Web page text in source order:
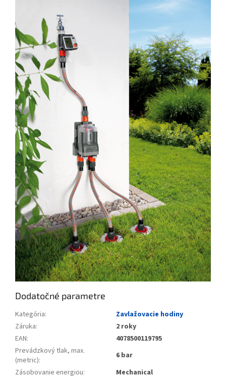
Dodatočné parametre
Kategória:
Zavlažovacie hodiny
Záruka:
2 roky
EAN:
4078500119795
Prevádzkový tlak, max.
(metric):
6 bar
Zásobovanie energiou:
Mechanical